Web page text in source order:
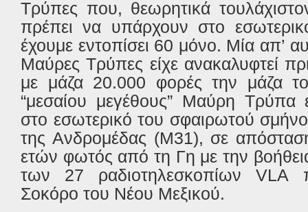
Τρύπες που, θεωρητικά
πρέπει να υπάρχουν στο
έχουμε εντοπίσει 60 μόνο. Μία απ’
Μαύρες Τρύπες είχε ανακαλυφτεί
με μάζα 20.000 φορές την μάζα
“μεσαίου μεγέθους” Μαύρη Τρύπα
στο εσωτερικό του σφαιρωτού
της Ανδρομέδας (Μ31), σε
ετών φωτός από τη Γη με την
των 27 ραδιοτηλεσκοπίων VLA
Σοκόρο του Νέου Μεξικού.